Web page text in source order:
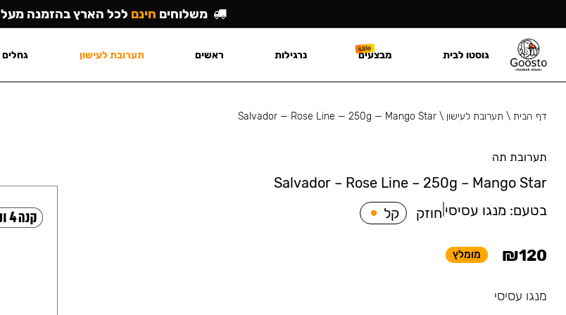
דף הבית\ תערובת לעישון \
Salvador — Rose Line — 250g — Mango Star
תערובת תה
Salvador – Rose Line – 250g – Mango Star
בטעם: מנגו עסיסי חוזק קל
₪120 מומלץ
מנגו עסיסי
משלוחים חינם לכל הארץ בהזמנה מעל ₪449
גוסטו לבית מבצעים נרגילות ראשים תערובת לעישון גחלים